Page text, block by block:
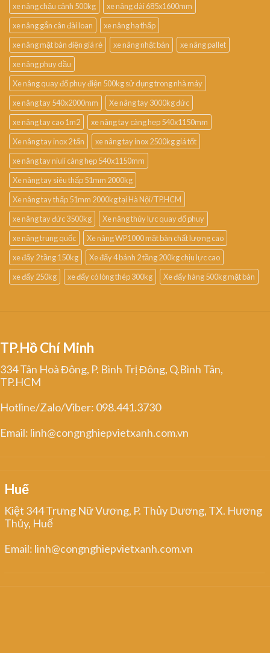
xe nâng chậu cảnh 500kg
xe nâng dài 685x1600mm
xe nâng gắn cân đài loan
xe nâng hạ thấp
xe nâng mặt bàn điện giá rẻ
xe nâng nhật bản
xe nâng pallet
xe nâng phuy dầu
Xe nâng quay đổ phuy điện 500kg sử dụng trong nhà máy
xe nâng tay 540x2000mm
Xe nâng tay 3000kg đức
xe nâng tay cao 1m2
xe nâng tay càng hẹp 540x1150mm
Xe nâng tay inox 2 tấn
xe nâng tay inox 2500kg giá tốt
xe nâng tay niuli càng hẹp 540x1150mm
Xe nâng tay siêu thấp 51mm 2000kg
Xe nâng tay thấp 51mm 2000kg tại Hà Nội/TP.HCM
xe nâng tay đức 3500kg
Xe nâng thủy lực quay đổ phuy
xe nâng trung quốc
Xe nâng WP1000 mặt bàn chất lượng cao
xe đẩy 2 tầng 150kg
Xe đẩy 4 bánh 2 tầng 200kg chịu lực cao
xe đẩy 250kg
xe đẩy có lòng thép 300kg Xe đẩy hàng 500kg mặt bàn
TP.Hồ Chí Minh
334 Tân Hoà Đông, P. Bình Trị Đông, Q.Bình Tân,
TP.HCM
Hotline/Zalo/Viber: 098.441.3730
Email: linh@congnghiepvietxanh.com.vn
Huế
Kiệt 344 Trưng Nữ Vương, P. Thủy Dương, TX. Hương
Thủy, Huế
Email: linh@congnghiepvietxanh.com.vn